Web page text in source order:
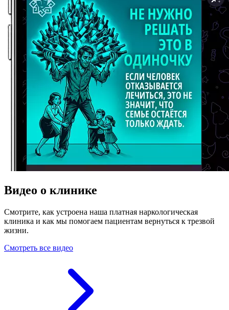
Видео о клинике
Смотрите, как устроена наша платная наркологическая
клиника и как мы помогаем пациентам вернуться к трезвой
жизни.
Смотреть все видео